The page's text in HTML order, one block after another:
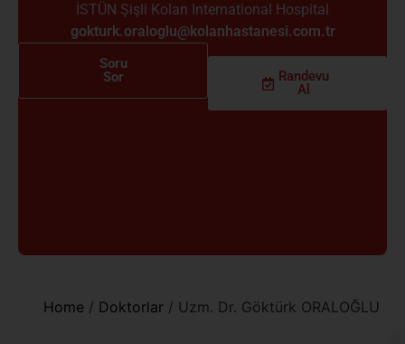
İSTÜN Şişli Kolan International Hospital
gokturk.oraloglu@kolanhastanesi.com.tr
Soru
Sor
Randevu
Al
Home / Doktorlar / Uzm. Dr. Göktürk ORALOĞLU